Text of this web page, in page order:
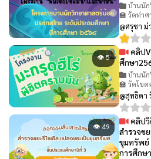
บ้านนัก
🏫 วัดท่าศ
@ศรุชา ม่
👁 5
คลิป
ศึกษา
บ้านนัก
🏫 วัดโขด
@สุทธิดา
👁 49
คลิปวิ
สำรวจข
ขุมทรัพย์
การศึกษ